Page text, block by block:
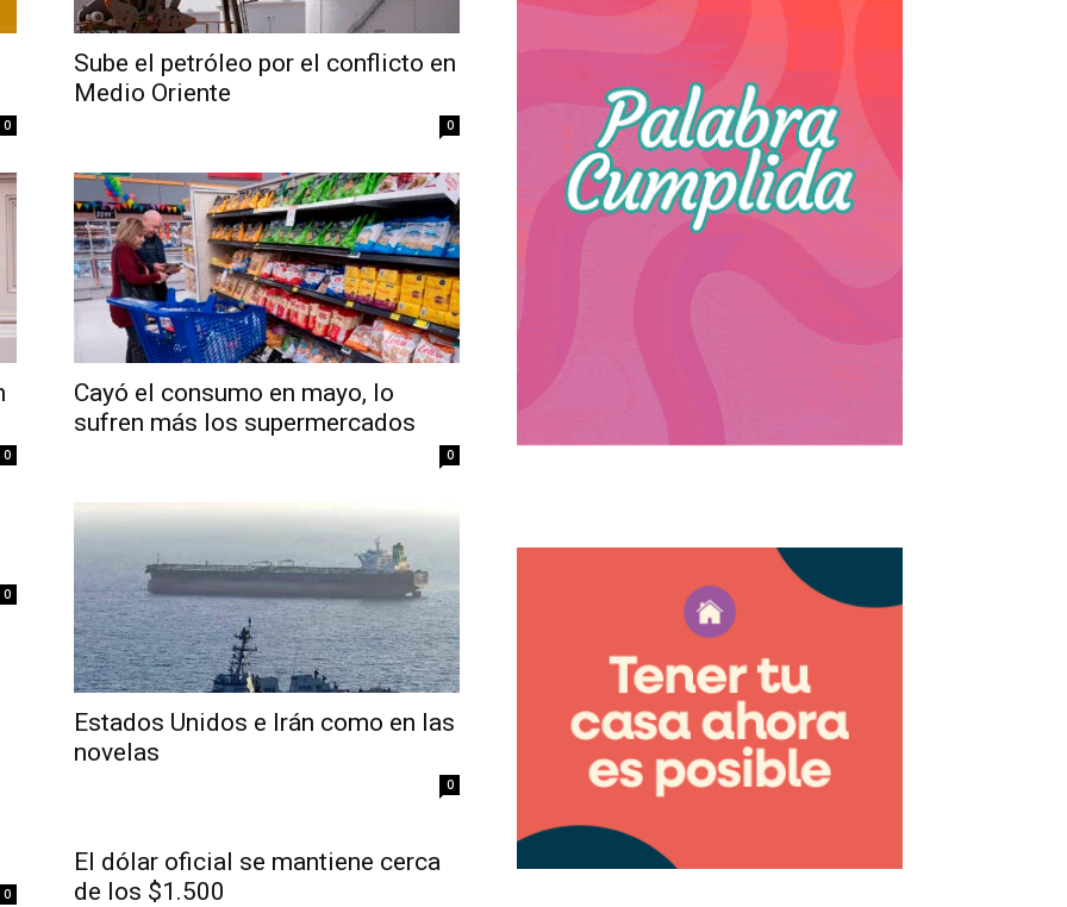
0
Sube el petróleo por el conflicto en
Medio Oriente
0
0
Cayó el consumo en mayo, lo
sufren más los supermercados
0
0
Estados Unidos e Irán como en las
novelas
0
0
El dólar oficial se mantiene cerca
de los $1.500